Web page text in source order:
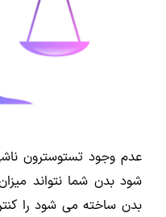
عدم وجود تستوسترون
شود بدن شما نتواند
بدن ساخته می شود را